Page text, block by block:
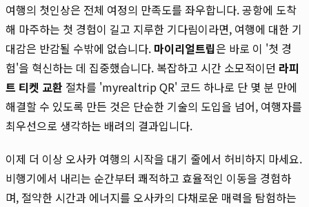
여행의 첫인상은 전체 여정의 만족도를 좌우합니다. 공항에 도착
해 마주하는 첫 경험이 길고 지루한 기다림이라면, 여행에 대한 기
대감은 반감될 수밖에 없습니다. 마이리얼트립은 바로 이 '첫 경
험'을 혁신하는 데 집중했습니다. 복잡하고 시간 소모적이던 라피
트 티켓 교환 절차를 'myrealtrip QR' 코드 하나로 단 몇 분 만에
해결할 수 있도록 만든 것은 단순한 기술의 도입을 넘어, 여행자를
최우선으로 생각하는 배려의 결과입니다.
이제 더 이상 오사카 여행의 시작을 대기 줄에서 허비하지 마세요.
비행기에서 내리는 순간부터 쾌적하고 효율적인 이동을 경험하
며, 절약한 시간과 에너지를 오사카의 다채로운 매력을 탐험하는